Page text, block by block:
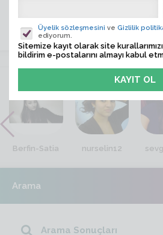
ÜYE ARA
VİTRİN
Berfin-Satia nurselin12
Arama
Arama Sonuçları
Üyelik sözleşmesini ve Gizlilik
ediyorum.
Sitemize kayıt olarak site
bildirim e-postalarını almayı kabul